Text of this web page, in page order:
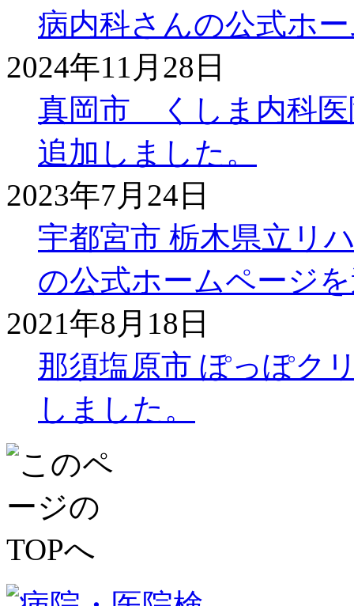
病内科さんの公式ホ
2024年11月28日
真岡市 くしま内科医
追加しました。
2023年7月24日
宇都宮市 栃木県立リ
の公式ホームページ
2021年8月18日
那須塩原市 ぽっぽク
しました。